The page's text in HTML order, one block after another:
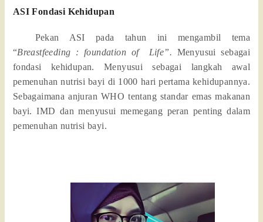
ASI Fondasi Kehidupan
Pekan ASI pada tahun ini mengambil tema
“Breastfeeding : foundation of Life”. Menyusui sebagai
fondasi kehidupan. Menyusui sebagai langkah awal
pemenuhan nutrisi bayi di 1000 hari pertama kehidupannya.
Sebagaimana anjuran WHO tentang standar emas makanan
bayi. IMD dan menyusui memegang peran penting dalam
pemenuhan nutrisi bayi.